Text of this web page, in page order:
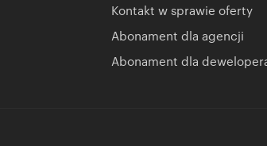
Kontakt w sprawie oferty
Abonament dla agencji
Abonament dla